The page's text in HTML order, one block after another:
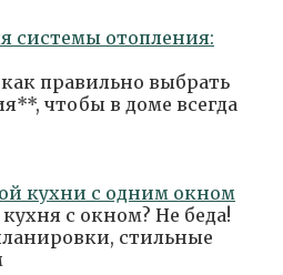
системы отопления:
как правильно выбрать
чтобы в доме всегда
кухни с одним окном
с окном? Не беда!
стильные